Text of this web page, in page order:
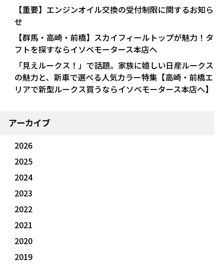
【重要】エンジンオイル交換の受付制限に関するお知ら
せ
【群馬・高崎・前橋】スカイフィールトップが魅力！タ
フトを探すならイソベモータース本店へ
「見えルークス！」で話題。家族に嬉しい日産ルークス
の魅力と、新車で選べる人気カラー特集【高崎・前橋エ
リアで新型ルークス買うならイソベモータース本店へ】
アーカイブ
2026
2025
2024
2023
2022
2021
2020
2019